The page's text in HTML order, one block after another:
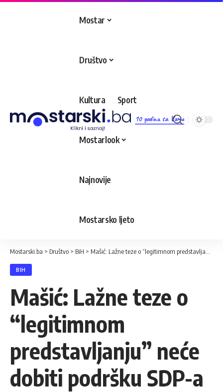
10 godina sa Vama
Mostar
Društvo
Kultura Sport
Mostarlook
Najnovije
Mostarsko ljeto
Mostarski.ba > Društvo > BiH > Mašić: Lažne teze o “legitimnom predstavljanju” neće dobiti podršku SDP-a
BIH
Mašić: Lažne teze o
“legitimnom
predstavljanju” neće
dobiti podršku SDP-a